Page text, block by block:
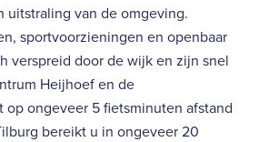
uitstraling van de omgeving.
sportvoorzieningen en openbaar
verspreid door de wijk en zijn snel
Heijhoef en de
op ongeveer 5 fietsminuten afstand
bereikt u in ongeveer 20